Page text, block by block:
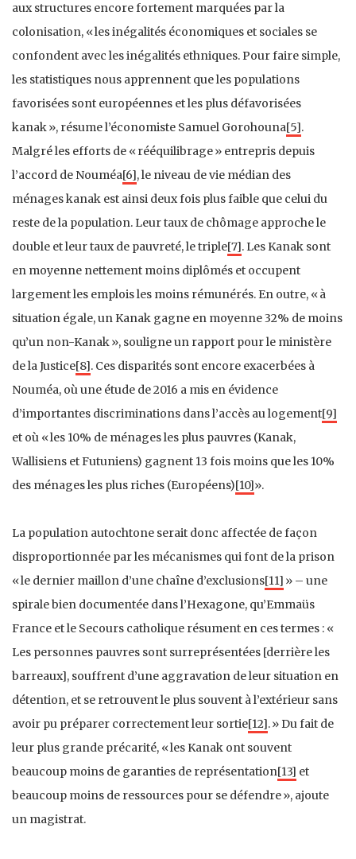
aux structures encore fortement marquées par la
colonisation, « les inégalités économiques et sociales se
confondent avec les inégalités ethniques. Pour faire simple,
les statistiques nous apprennent que les populations
favorisées sont européennes et les plus défavorisées
kanak », résume l’économiste Samuel Gorohouna[5].
Malgré les efforts de « rééquilibrage » entrepris depuis
l’accord de Nouméa[6], le niveau de vie médian des
ménages kanak est ainsi deux fois plus faible que celui du
reste de la population. Leur taux de chômage approche le
double et leur taux de pauvreté, le triple[7]. Les Kanak sont
en moyenne nettement moins diplômés et occupent
largement les emplois les moins rémunérés. En outre, « à
situation égale, un Kanak gagne en moyenne 32% de moins
qu’un non-Kanak », souligne un rapport pour le ministère
de la Justice[8]. Ces disparités sont encore exacerbées à
Nouméa, où une étude de 2016 a mis en évidence
d’importantes discriminations dans l’accès au logement[9]
et où « les 10% de ménages les plus pauvres (Kanak,
Wallisiens et Futuniens) gagnent 13 fois moins que les 10%
des ménages les plus riches (Européens)[10]».
La population autochtone serait donc affectée de façon
disproportionnée par les mécanismes qui font de la prison
« le dernier maillon d’une chaîne d’exclusions[11] » – une
spirale bien documentée dans l’Hexagone, qu’Emmaüs
France et le Secours catholique résument en ces termes : «
Les personnes pauvres sont surreprésentées [derrière les
barreaux], souffrent d’une aggravation de leur situation en
détention, et se retrouvent le plus souvent à l’extérieur sans
avoir pu préparer correctement leur sortie[12]. » Du fait de
leur plus grande précarité, « les Kanak ont souvent
beaucoup moins de garanties de représentation[13] et
beaucoup moins de ressources pour se défendre », ajoute
un magistrat.